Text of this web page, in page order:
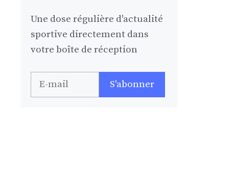
Une dose régulière d'actualité
sportive directement dans
votre boîte de réception